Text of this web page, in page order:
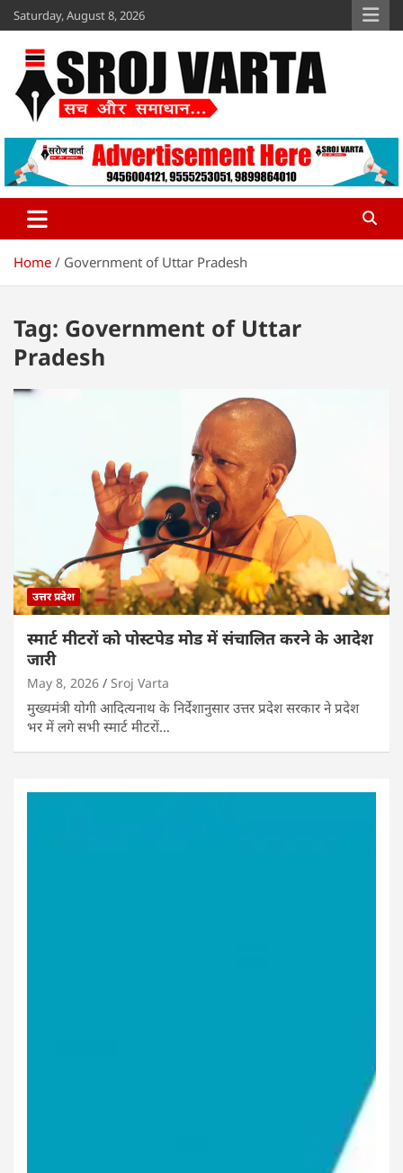
Skip
to
content
Saturday, August 8, 2026
Sroj Varta
www.srojvarta.in
Home Government of Uttar Pradesh
Tag: Government of Uttar
Pradesh
उत्तर प्रदेश
स्मार्ट मीटरों को पोस्टपेड मोड में संचालित करने के आदेश
जारी
May 8, 2026 Sroj Varta
मुख्यमंत्री योगी आदित्यनाथ के निर्देशानुसार उत्तर प्रदेश सरकार ने प्रदेश
भर में लगे सभी स्मार्ट मीटरों…